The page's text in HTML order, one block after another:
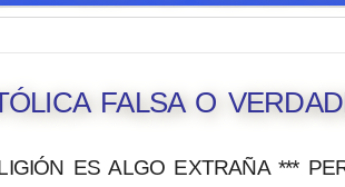
FALSA O
ES ALGO EXTRAÑA ***